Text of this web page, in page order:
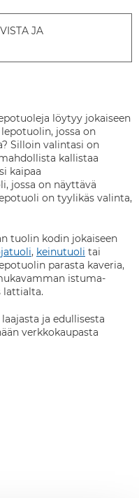
JA
löytyy jokaiseen
jossa on
Silloin valintasi on
kallistaa
kaipaa
jossa on näyttävä
on tyylikäs valinta,
tuolin kodin jokaiseen
, keinutuoli tai
parasta kaveria,
istuma-
lattialta.
ja edullisesta
verkkokaupasta